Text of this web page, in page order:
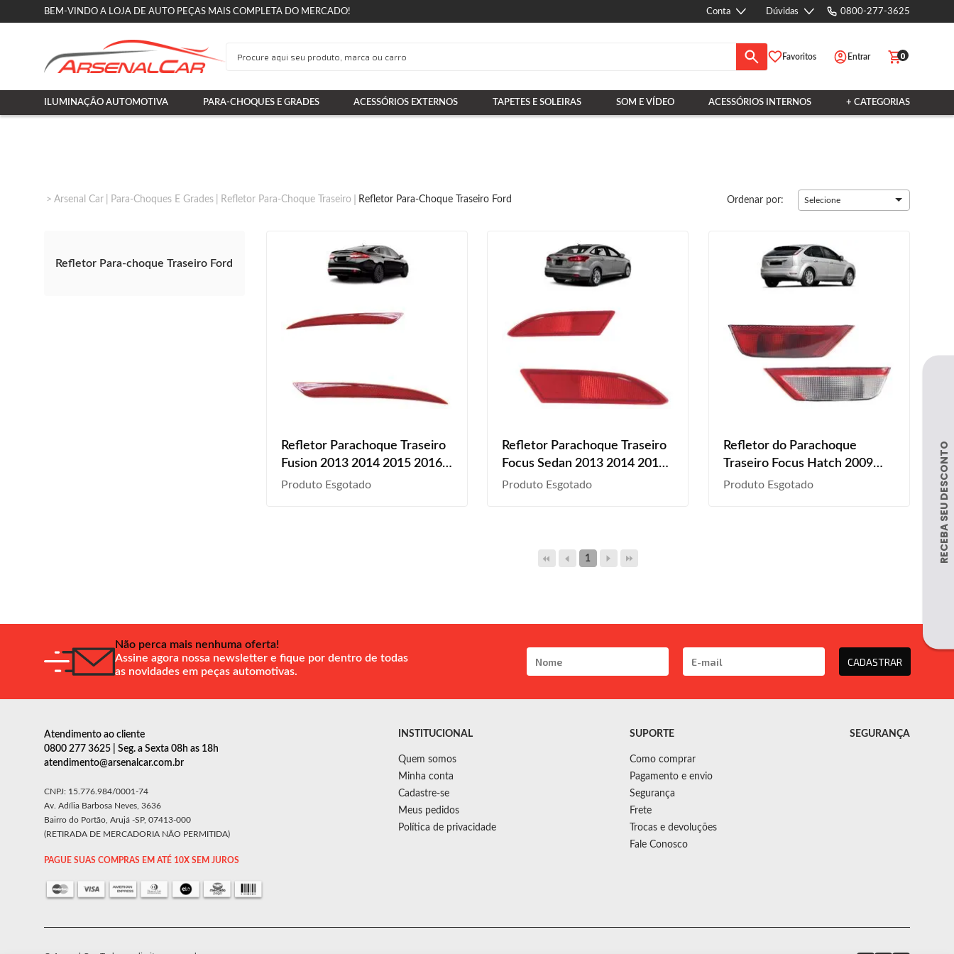
BEM-VINDO A LOJA DE AUTO PEÇAS MAIS COMPLETA DO MERCADO! Conta Dúvidas 0800-277-3625
Favoritos Entrar 0
ILUMINAÇÃO AUTOMOTIVA PARA-CHOQUES E GRADES ACESSÓRIOS EXTERNOS TAPETES E SOLEIRAS SOM E VÍDEO ACESSÓRIOS INTERNOS + CATEGORIAS
Arsenal Car Para-Choques E Grades Refletor Para-Choque Traseiro Refletor Para-Choque Traseiro Ford Ordenar por: Selecione
Refletor Para-choque Traseiro Ford
Refletor Parachoque Traseiro
Fusion 2013 2014 2015 2016
2017 2018 Rubi Lente Acrílico
Produto Esgotado
Refletor Parachoque Traseiro
Focus Sedan 2013 2014 2015
Rubi Lente Acrílico
Produto Esgotado
Refletor do Parachoque
Traseiro Focus Hatch 2009
2010 2011 2012 Bicolor Lente
Produto Esgotado
1
Não perca mais nenhuma oferta!
Assine agora nossa newsletter e fique por dentro de todas
as novidades em peças automotivas.
CADASTRAR
Atendimento ao cliente
0800 277 3625 | Seg. a Sexta 08h as 18h
atendimento@arsenalcar.com.br
CNPJ: 15.776.984/0001-74
Av. Adília Barbosa Neves, 3636
Bairro do Portão, Arujá -SP, 07413-000
(RETIRADA DE MERCADORIA NÃO PERMITIDA)
PAGUE SUAS COMPRAS EM ATÉ 10X SEM JUROS
INSTITUCIONAL
Quem somos
Minha conta
Cadastre-se
Meus pedidos
Política de privacidade
SUPORTE
Como comprar
Pagamento e envio
Segurança
Frete
Trocas e devoluções
Fale Conosco
SEGURANÇA